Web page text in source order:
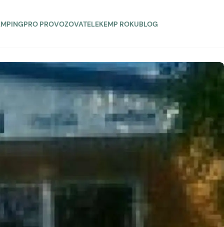
PRO PROVOZOVATELEKEMP ROKUBLOG